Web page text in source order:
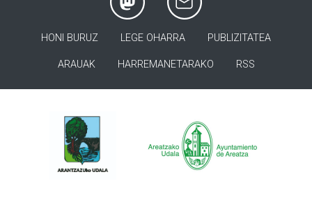
HONI BURUZ LEGE OHARRA PUBLIZITATEA
ARAUAK HARREMANETARAKO RSS